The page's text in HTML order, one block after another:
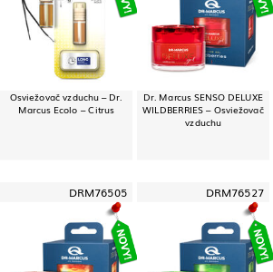
Osviežovač vzduchu – Dr.
Marcus Ecolo – Citrus
Dr. Marcus SENSO DELUXE
WILDBERRIES – Osviežovač
vzduchu
DRM76505 DRM76527